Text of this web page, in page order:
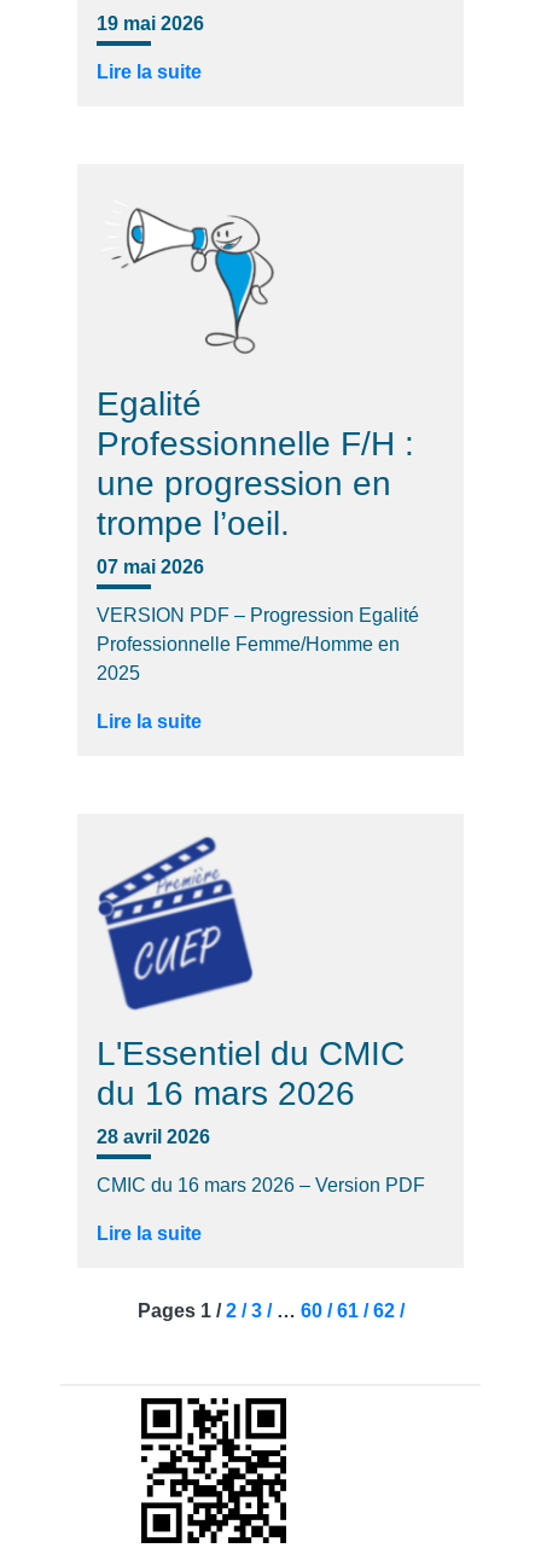
19 mai 2026
Lire la suite
Egalité
Professionnelle F/H :
une progression en
trompe l’oeil.
07 mai 2026
VERSION PDF – Progression Egalité
Professionnelle Femme/Homme en
2025
Lire la suite
L'Essentiel du CMIC
du 16 mars 2026
28 avril 2026
CMIC du 16 mars 2026 – Version PDF
Lire la suite
Pages 1 /2 /3 / … 60 /61 /62 /